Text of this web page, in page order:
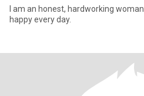
I am an honest, hardworking woman lives a positive life and is
happy every day.